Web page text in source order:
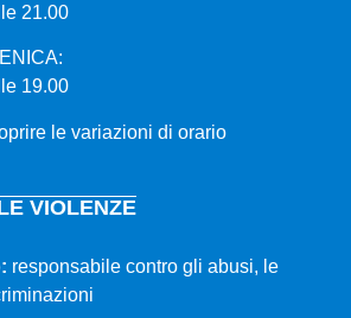
21.00
19.00
le variazioni di orario
VIOLENZE
responsabile contro gli abusi, le